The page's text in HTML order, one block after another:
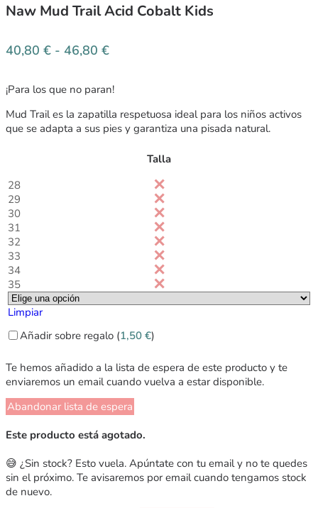
Naw Mud Trail Acid Cobalt Kids
40,80 € - 46,80 €
¡Para los que no paran!
Mud Trail es la zapatilla respetuosa ideal para los niños activos
que se adapta a sus pies y garantiza una pisada natural.
Talla
28
29
30
31
32
33
34
35
Limpiar
Añadir sobre regalo (1,50 €)
Te hemos añadido a la lista de espera de este producto y te
enviaremos un email cuando vuelva a estar disponible.
Abandonar lista de espera
Este producto está agotado.
😅 ¿Sin stock? Esto vuela. Apúntate con tu email y no te quedes
sin el próximo. Te avisaremos por email cuando tengamos stock
de nuevo.